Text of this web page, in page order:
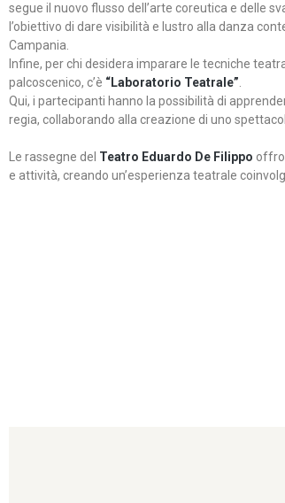
segue il nuovo flusso dell’arte coreutica e delle
l’obiettivo di dare visibilità e lustro alla danza
Campania.
Infine, per chi desidera imparare le tecniche
palcoscenico, c’è “Laboratorio Teatrale”
Qui, i partecipanti hanno la possibilità di
regia, collaborando alla creazione di uno
Le rassegne del Teatro Eduardo De Filippo
e attività, creando un’esperienza teatrale